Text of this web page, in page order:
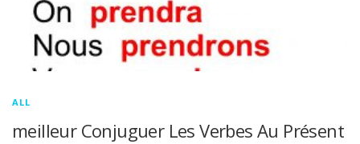
ALL
meilleur Conjuguer Les Verbes Au Présent